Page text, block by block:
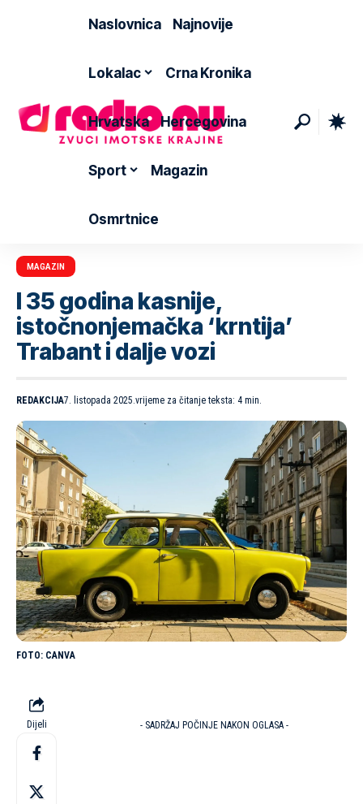
Naslovnica Najnovije
Lokalac Crna Kronika
Hrvatska Hercegovina
Sport Magazin
Osmrtnice
MAGAZIN
I 35 godina kasnije,
istočnonjemačka ‘krntija’
Trabant i dalje vozi
REDAKCIJA7. listopada 2025.vrijeme za čitanje teksta: 4 min.
CANVA
Dijeli - SADRŽAJ POČINJE NAKON OGLASA -